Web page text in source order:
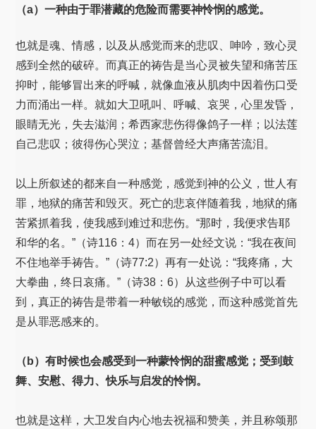
（a）一种由于罪潜藏的危险而需要神怜悯的感觉。
也就是魂、情感，以及从感觉而来的悲叹、呻吟，致心灵
感到全然的破碎。而真正的祷告是当心灵被失望和痛苦压
抑时，能够冒出来的呼喊，就像血液从肌肉中因着伤口受
力而涌出一样。就如大卫吼叫、呼喊、哀哭，心里发昏，
眼睛无光，失去滋润；希西家悲伤得像鸽子一样；以法莲
自己悲叹；彼得伤心哭泣；基督曾经大声痛苦流泪。
以上所叙述的都来自一种感觉，感觉到神的公义，世人有
罪，地狱的痛苦和毁灭。死亡的悲哀伴随着我，地狱的痛
苦紧抓着我，使我感到难过和悲伤。“那时，我便求告耶
和华的名。”（诗116：4）而在另一处经文说：“我在夜间
不住地举手祷告。”（诗77:2）再有一处说：“我疼痛，大
大拳曲，终日哀痛。”（诗38：6）从这些例子中可以看
到，真正的祷告是带着一种敏锐的感觉，而这种感觉首先
是从罪恶感来的。
（b）有时候也会感受到一种蒙怜悯的甜蜜感觉；受到鼓
舞、安慰、得力、快乐与启发的怜悯。
也就是这样，大卫发自内心地去祝福和赞美，并且称颂那